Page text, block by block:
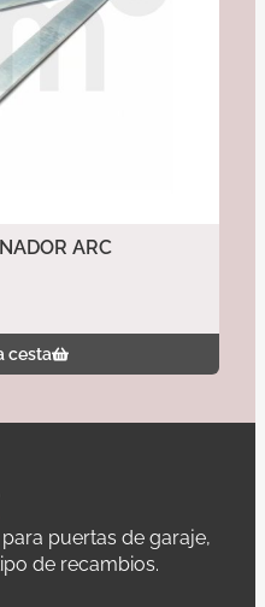
ARC
cesta
puertas de garaje,
de recambios.